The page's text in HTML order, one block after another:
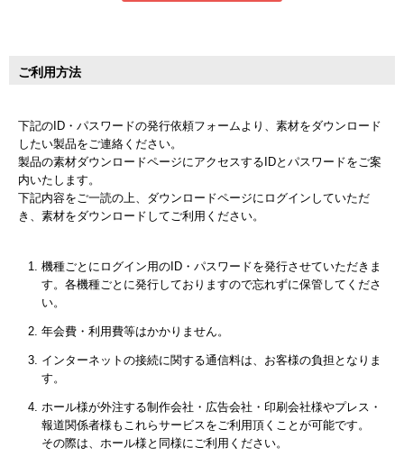
ご利用方法
下記のID・パスワードの発行依頼フォームより、素材をダウンロード
したい製品をご連絡ください。
製品の素材ダウンロードページにアクセスするIDとパスワードをご案
内いたします。
下記内容をご一読の上、ダウンロードページにログインしていただ
き、素材をダウンロードしてご利用ください。
機種ごとにログイン用のID・パスワードを発行させていただきま
す。各機種ごとに発行しておりますので忘れずに保管してくださ
い。
年会費・利用費等はかかりません。
インターネットの接続に関する通信料は、お客様の負担となりま
す。
ホール様が外注する制作会社・広告会社・印刷会社様やプレス・
報道関係者様もこれらサービスをご利用頂くことが可能です。
その際は、ホール様と同様にご利用ください。